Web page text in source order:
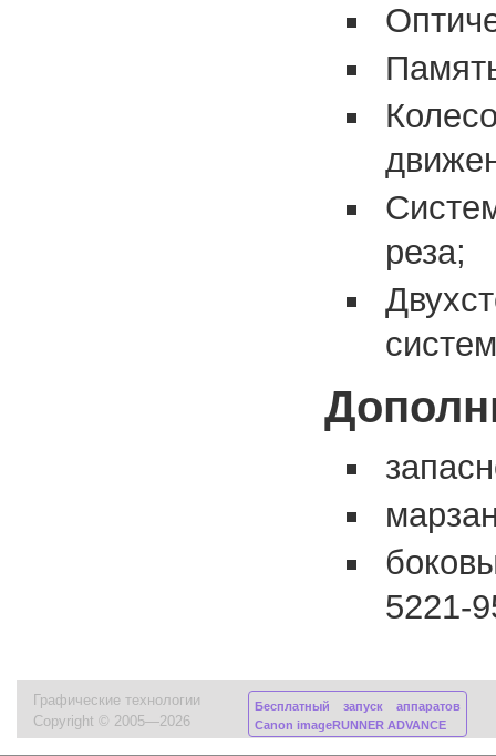
реза;
5221-
Графические технологии
Copyright © 2005—2026
Бесплатный запуск аппаратов
Canon imageRUNNER ADVANCE